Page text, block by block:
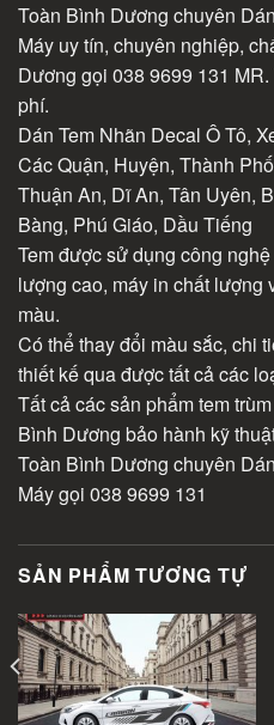
Toàn Bình Dương chuyên
Máy uy tín, chuyên nghiệp,
Dương gọi 038 9699 131
phí.
Dán Tem Nhãn Decal Ô Tô,
Các Quận, Huyện, Thành
Thuận An, Dĩ An, Tân Uyên,
Bàng, Phú Giáo, Dầu Tiếng
Tem được sử dụng công
lượng cao, máy in chất lượng
màu.
Có thể thay đổi màu sắc, chi
thiết kế qua được tất cả các
Tất cả các sản phẩm tem
Bình Dương bảo hành kỹ
Toàn Bình Dương chuyên
Máy gọi 038 9699 131
SẢN PHẨM TƯƠNG TỰ